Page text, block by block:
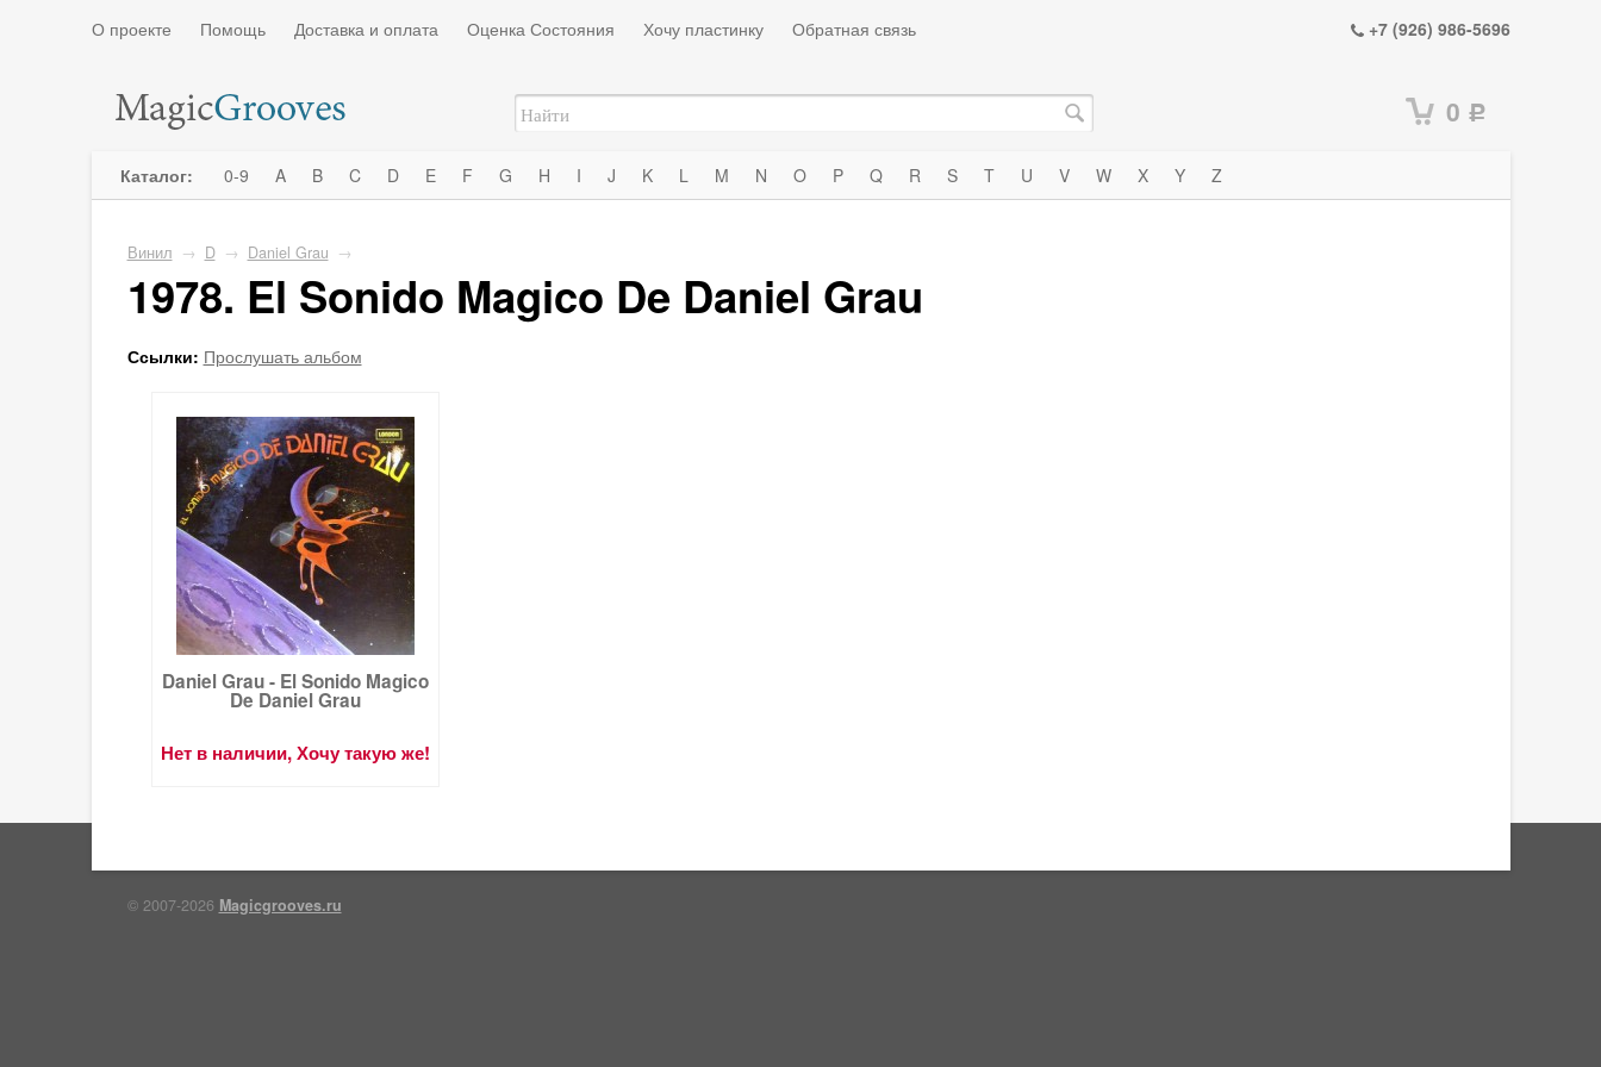
О проекте Помощь Доставка и оплата Оценка Состояния Хочу пластинку Обратная связь +7 (926) 986-5696
0 Р
Каталог: 0-9 A B C D E F G H I J K L M N O P Q R S T U V W X Y Z
Винил → D → Daniel Grau →
1978. El Sonido Magico De Daniel Grau
Ссылки: Прослушать альбом
Daniel Grau - El Sonido Magico
De Daniel Grau
Нет в наличии, Хочу такую же!
© 2007-2026 Magicgrooves.ru